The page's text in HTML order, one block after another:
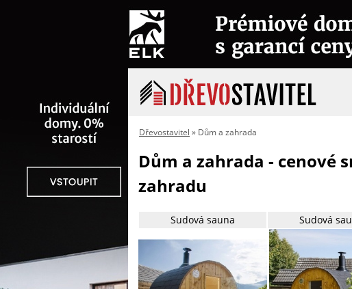
Dřevostavitel » Dům a zahrada
Dům a zahrada - cenové
zahradu
Sudová sauna Sudová